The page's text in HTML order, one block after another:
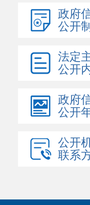
政府
公开
法定
公开
政府
公开
公开
联系